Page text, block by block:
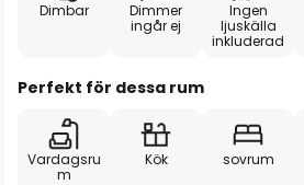
Dimbar
Dimmer
ingår ej
Ingen
ljuskälla
inkluderad
Perfekt för dessa rum
Vardagsru
m
Kök sovrum